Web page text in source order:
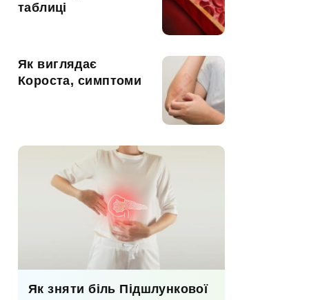
таблиці
Як виглядає
Короста, симптоми
Як зняти біль Підшлункової